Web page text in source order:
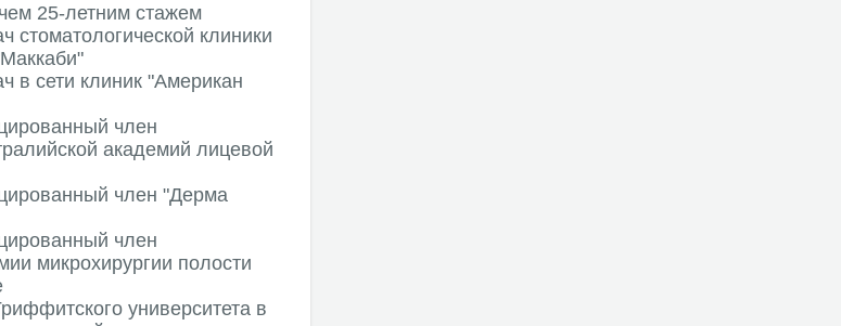
25-летним стажем
стоматологической клиники
в сети клиник "Американ
член
академий лицевой
член "Дерма
член
микрохирургии полости
университета в